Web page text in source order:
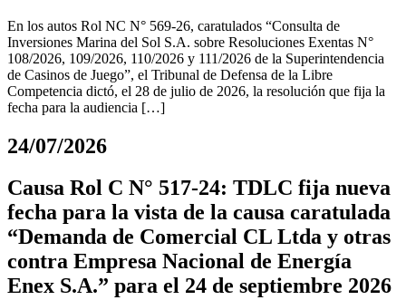
En los autos Rol NC N° 569-26, caratulados “Consulta de
Inversiones Marina del Sol S.A. sobre Resoluciones Exentas N°
108/2026, 109/2026, 110/2026 y 111/2026 de la Superintendencia
de Casinos de Juego”, el Tribunal de Defensa de la Libre
Competencia dictó, el 28 de julio de 2026, la resolución que fija la
fecha para la audiencia […]
24/07/2026
Causa Rol C N° 517-24: TDLC fija nueva
fecha para la vista de la causa caratulada
“Demanda de Comercial CL Ltda y otras
contra Empresa Nacional de Energía
Enex S.A.” para el 24 de septiembre 2026